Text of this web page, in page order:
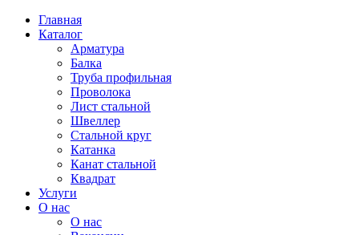
Главная
Каталог
Арматура
Балка
Труба профильная
Проволока
Лист стальной
Швеллер
Стальной круг
Катанка
Канат стальной
Квадрат
Услуги
О нас
О нас